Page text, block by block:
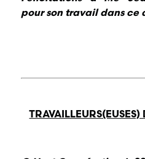
pour son travail dans ce